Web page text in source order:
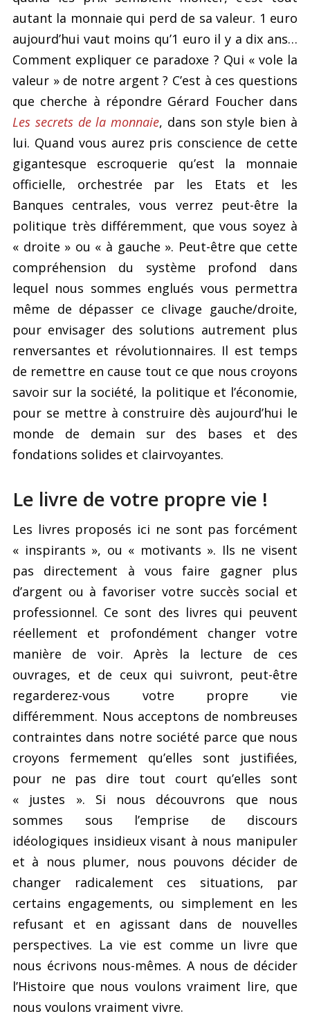
autant la monnaie qui perd de sa valeur. 1 euro
aujourd’hui vaut moins qu’1 euro il y a dix ans…
Comment expliquer ce paradoxe ? Qui « vole la
valeur » de notre argent ? C’est à ces questions
que cherche à répondre Gérard Foucher dans
Les secrets de la monnaie, dans son style bien à
lui. Quand vous aurez pris conscience de cette
gigantesque escroquerie qu’est la monnaie
officielle, orchestrée par les Etats et les
Banques centrales, vous verrez peut-être la
politique très différemment, que vous soyez à
« droite » ou « à gauche ». Peut-être que cette
compréhension du système profond dans
lequel nous sommes englués vous permettra
même de dépasser ce clivage gauche/droite,
pour envisager des solutions autrement plus
renversantes et révolutionnaires. Il est temps
de remettre en cause tout ce que nous croyons
savoir sur la société, la politique et l’économie,
pour se mettre à construire dès aujourd’hui le
monde de demain sur des bases et des
fondations solides et clairvoyantes.
Le livre de votre propre vie !
Les livres proposés ici ne sont pas forcément
« inspirants », ou « motivants ». Ils ne visent
pas directement à vous faire gagner plus
d’argent ou à favoriser votre succès social et
professionnel. Ce sont des livres qui peuvent
réellement et profondément changer votre
manière de voir. Après la lecture de ces
ouvrages, et de ceux qui suivront, peut-être
regarderez-vous votre propre vie
différemment. Nous acceptons de nombreuses
contraintes dans notre société parce que nous
croyons fermement qu’elles sont justifiées,
pour ne pas dire tout court qu’elles sont
« justes ». Si nous découvrons que nous
sommes sous l’emprise de discours
idéologiques insidieux visant à nous manipuler
et à nous plumer, nous pouvons décider de
changer radicalement ces situations, par
certains engagements, ou simplement en les
refusant et en agissant dans de nouvelles
perspectives. La vie est comme un livre que
nous écrivons nous-mêmes. A nous de décider
l’Histoire que nous voulons vraiment lire, que
nous voulons vraiment vivre.